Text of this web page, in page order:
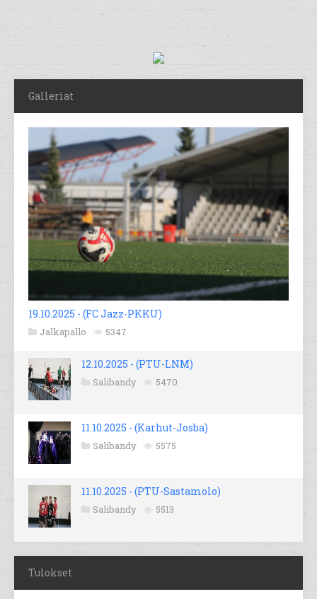
Galleriat
19.10.2025 - (FC Jazz-PKKU)
Jalkapallo 5347
12.10.2025 - (PTU-LNM)
Salibandy 5470
11.10.2025 - (Karhut-Josba)
Salibandy 5575
11.10.2025 - (PTU-Sastamolo)
Salibandy 5513
Tulokset